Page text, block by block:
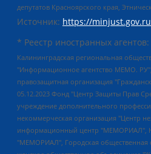
депутатов Красноярского края,
Источник: https://
* Реестр иностранных агентов:
Калининградская региональная общественная организация "Экозащита!-Женсовет", Фонд содействия защите прав и свобод граждан "Общественный вердикт", Фонд "Институт Развития Свободы Информации", Частное учреждение "Информационное агентство МЕМО. РУ", Региональная общественная организация "Общественная комиссия по сохранению наследия академика Сахарова", Фонд поддержки свободы прессы, Санкт-Петербургская общественная правозащитная организация "Гражданский контроль", Межрегиональная общественная организация "Информационно-просветительский центр "Мемориал", Региональный Фонд "Центр Защиты Прав Средств Массовой Информации", с 05.12.2023 Фонд "Центр Защиты Прав Средств массовой информации", Региональная общественная благотворительная организация помощи беженцам и мигрантам "Гражданское содействие", Негосударственное образовательное учреждение дополнительного профессионального образования (повышение квалификации) специалистов "АКАДЕМИЯ ПО ПРАВАМ ЧЕЛОВЕКА", Свердловская региональная общественная организация "Сутяжник", Автономная некоммерческая организация "Центр независимых социологических исследований", Союз общественных объединений "Российский исследовательский центр по правам человека", Региональное общественное учреждение научно-информационный центр "МЕМОРИАЛ", Некоммерческая организация "Фонд защиты гласности", Автономная некоммерческая организация "Институт прав человека", Городская общественная организация "Екатеринбургское общество "МЕМОРИАЛ", Городская общественная организация "Рязанское историко-просветительское и правозащитное общество "Мемориал" (Рязанский Мемориал), Челябинский региональный орган общественной самодеятельности – женское общественное